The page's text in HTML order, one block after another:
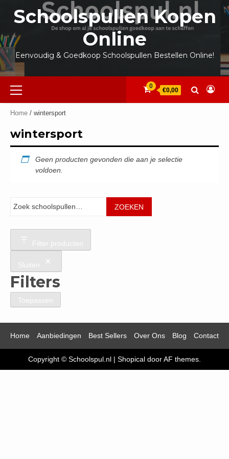
inhoud
Schoolspullen Kopen
Online
Eenvoudig & Goedkoop Schoolspullen Bestellen Online!
Primair
menu
0
€0,00
Home / wintersport
wintersport
Geen producten gevonden die aan je selectie
voldoen.
ZOEKEN
Filter producten
Sluiten
Filters
Toepassen
Home Aanbiedingen Best Sellers Over Ons Blog Contact
Copyright © Schoolspul.nl | Shopical door AF themes.